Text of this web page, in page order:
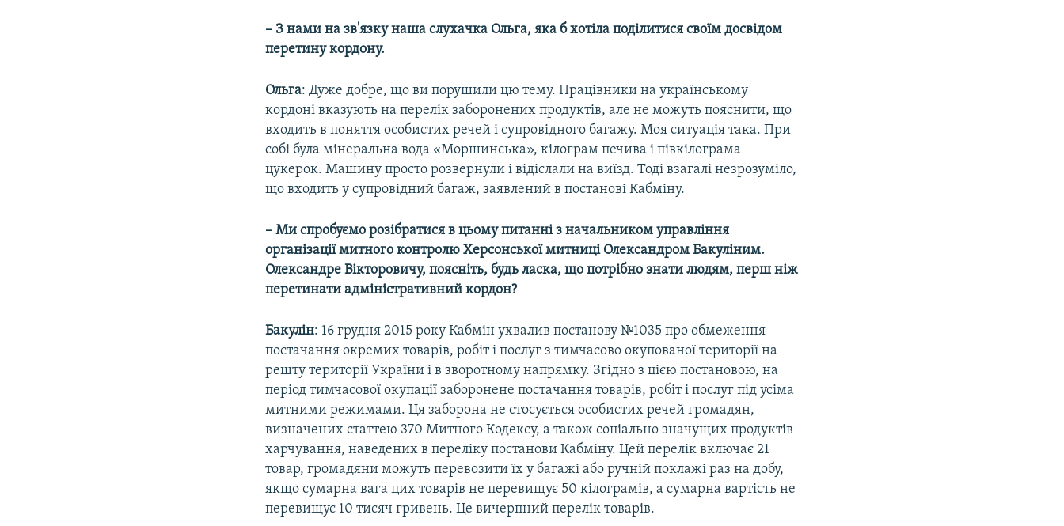
– З нами на зв'язку наша слухачка Ольга, яка б хотіла поділитися своїм досвідом
перетину кордону.
Ольга: Дуже добре, що ви порушили цю тему. Працівники на українському
кордоні вказують на перелік заборонених продуктів, але не можуть пояснити, що
входить в поняття особистих речей і супровідного багажу. Моя ситуація така. При
собі була мінеральна вода «Моршинська», кілограм печива і півкілограма
цукерок. Машину просто розвернули і відіслали на виїзд. Тоді взагалі незрозуміло,
що входить у супровідний багаж, заявлений в постанові Кабміну.
– Ми спробуємо розібратися в цьому питанні з начальником управління
організації митного контролю Херсонської митниці Олександром Бакуліним.
Олександре Вікторовичу, поясніть, будь ласка, що потрібно знати людям, перш ніж
перетинати адміністративний кордон?
Бакулін: 16 грудня 2015 року Кабмін ухвалив постанову №1035 про обмеження
постачання окремих товарів, робіт і послуг з тимчасово окупованої території на
решту території України і в зворотному напрямку. Згідно з цією постановою, на
період тимчасової окупації заборонене постачання товарів, робіт і послуг під усіма
митними режимами. Ця заборона не стосується особистих речей громадян,
визначених статтею 370 Митного Кодексу, а також соціально значущих продуктів
харчування, наведених в переліку постанови Кабміну. Цей перелік включає 21
товар, громадяни можуть перевозити їх у багажі або ручній поклажі раз на добу,
якщо сумарна вага цих товарів не перевищує 50 кілограмів, а сумарна вартість не
перевищує 10 тисяч гривень. Це вичерпний перелік товарів.